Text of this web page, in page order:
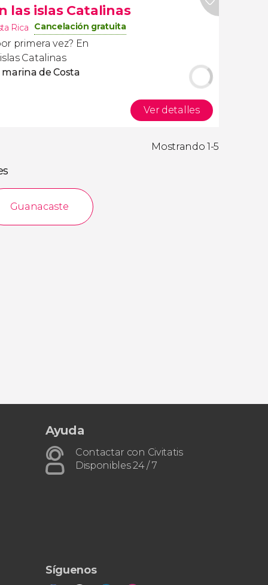
las islas Catalinas
Rica Cancelación gratuita
primera vez? En
Catalinas
de Costa
Ver detalles
Mostrando 1-5
Guanacaste
Ayuda
Contactar con Civitatis
Disponibles 24 / 7
Síguenos